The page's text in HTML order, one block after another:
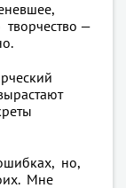
—
но,
Мне